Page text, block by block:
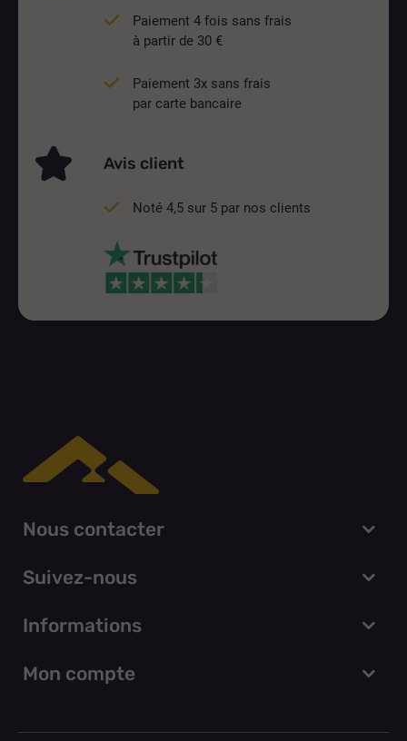
Paiement 4 fois sans frais
à partir de 30 €
Paiement 3x sans frais
par carte bancaire
Avis client
Noté 4,5 sur 5 par nos clients
Nous contacter
Suivez-nous
Informations
Mon compte